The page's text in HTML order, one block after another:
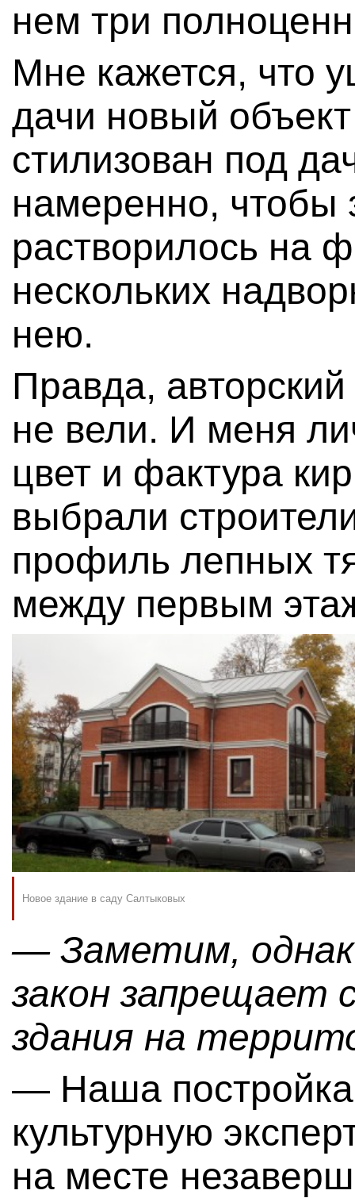
нем три
Мне кажется, что
дачи новый
стилизован под
намеренно, чтобы
растворилось на
нескольких
нею.
Правда,
не вели. И меня
цвет и фактура
выбрали
профиль лепных
между первым
Новое здание в саду Салтыковых
— Заметим,
закон запрещает
здания на
— Наша
культурную
на месте